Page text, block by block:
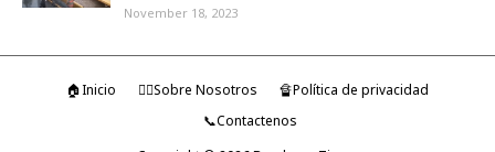
November 18, 2023
🏠Inicio 🤷‍♂️Sobre Nosotros
🔏Política de privacidad
📞Contactenos